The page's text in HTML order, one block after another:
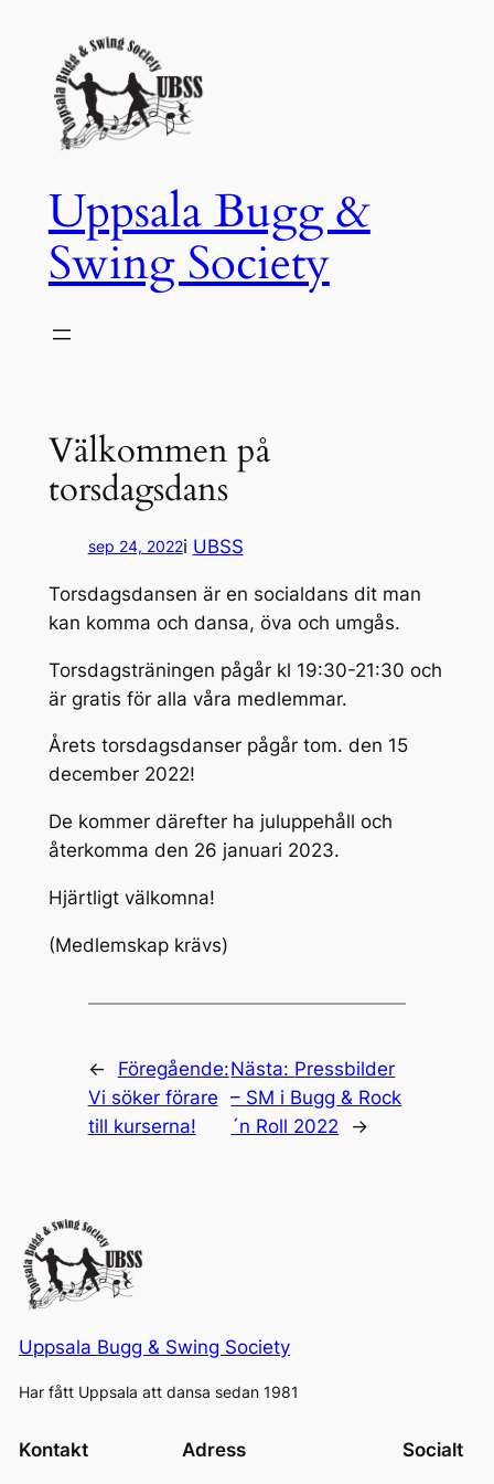
innehåll
Uppsala Bugg &
Swing Society
Välkommen på
torsdagsdans
sep 24, 2022i UBSS
Torsdagsdansen är en socialdans dit man
kan komma och dansa, öva och umgås.
Torsdagsträningen pågår kl 19:30-21:30 och
är gratis för alla våra medlemmar.
Årets torsdagsdanser pågår tom. den 15
december 2022!
De kommer därefter ha juluppehåll och
återkomma den 26 januari 2023.
Hjärtligt välkomna!
(Medlemskap krävs)
←
Föregående:
Vi söker förare
till kurserna!
Nästa: Pressbilder
– SM i Bugg & Rock
´n Roll 2022
→
Uppsala Bugg & Swing Society
Har fått Uppsala att dansa sedan 1981
Kontakt Adress Socialt